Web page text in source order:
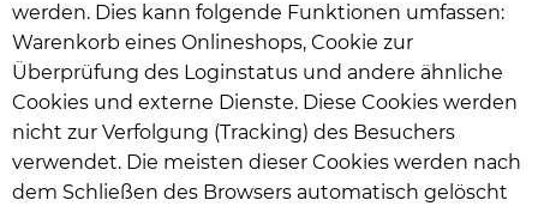
werden. Dies kann folgende Funktionen umfassen:
Warenkorb eines Onlineshops, Cookie zur
Überprüfung des Loginstatus und andere ähnliche
Cookies und externe Dienste. Diese Cookies werden
nicht zur Verfolgung (Tracking) des Besuchers
verwendet. Die meisten dieser Cookies werden nach
dem Schließen des Browsers automatisch gelöscht